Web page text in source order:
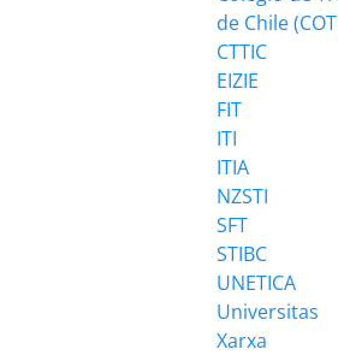
de Chile
CTTIC
EIZIE
FIT
ITI
ITIA
NZSTI
SFT
STIBC
UNETICA
Universitas
Xarxa